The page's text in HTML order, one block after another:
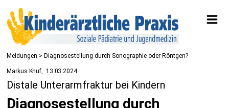
Meldungen > Diagnosestellung durch Sonographie oder Röntgen?
Markus Knuf 13.03.2024
Distale Unterarmfraktur bei Kindern
Diagnosestellung durch